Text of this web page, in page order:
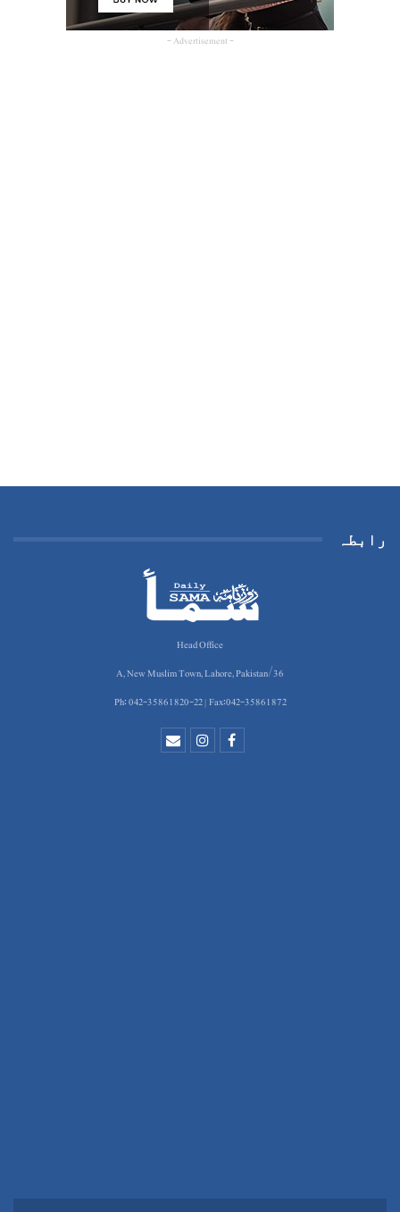
- Advertisement -
رابطہ
Head Office
36/A, New Muslim Town, Lahore, Pakistan
Ph: 042-35861820-22 | Fax:042-35861872